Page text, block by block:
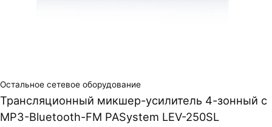
Остальное сетевое оборудование
Трансляционный микшер-усилитель 4-зонный с
MP3-Bluetooth-FM PASystem LEV-250SL